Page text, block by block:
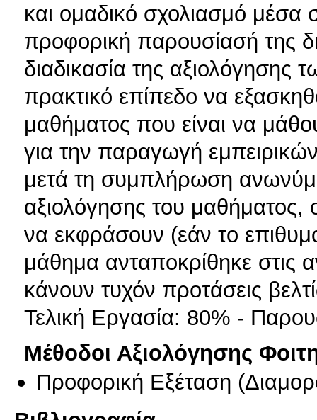
και ομαδικό σχολιασμό μέσα
προφορική παρουσίασή της
διαδικασία της αξιολόγησης
πρακτικό επίπεδο να
μαθήματος που είναι να
για την παραγωγή
μετά τη συμπλήρωση
αξιολόγησης του μαθήματος,
να εκφράσουν (εάν το
μάθημα ανταποκρίθηκε στις
κάνουν τυχόν προτάσεις
Τελική Εργασία: 80% -
Μέθοδοι Αξιολόγησης
Προφορική Εξέταση (